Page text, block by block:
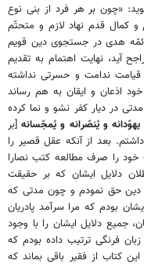
«چون بر هر فرد از بنى نوع
و كمال قدم نهاد لازم و متحتّم
هدى در جستجوى دين قويم
آيد، نهايت اهتمام به تقديم
قيامت ندامت و حسرتى نداشته
اذعان و ايقان به هم رساند
در ديار كفر نشو و نما كرده
يهوّدانه و يُنصّرانه و يُمجّسانه [بر
بعد از آنكه عقل قصير را
خود را صرف مطالعه كتب نصارا
دلايل ايشان كه بر حقيقت
دين حق نمودم و چون مدتى كه
بودم كه مرا سرآمد پادريان
جميع دلايل ايشان را با وجود
فرنگى ترتيب داده بودم كه
كتاب از فقير باقى بماند كه